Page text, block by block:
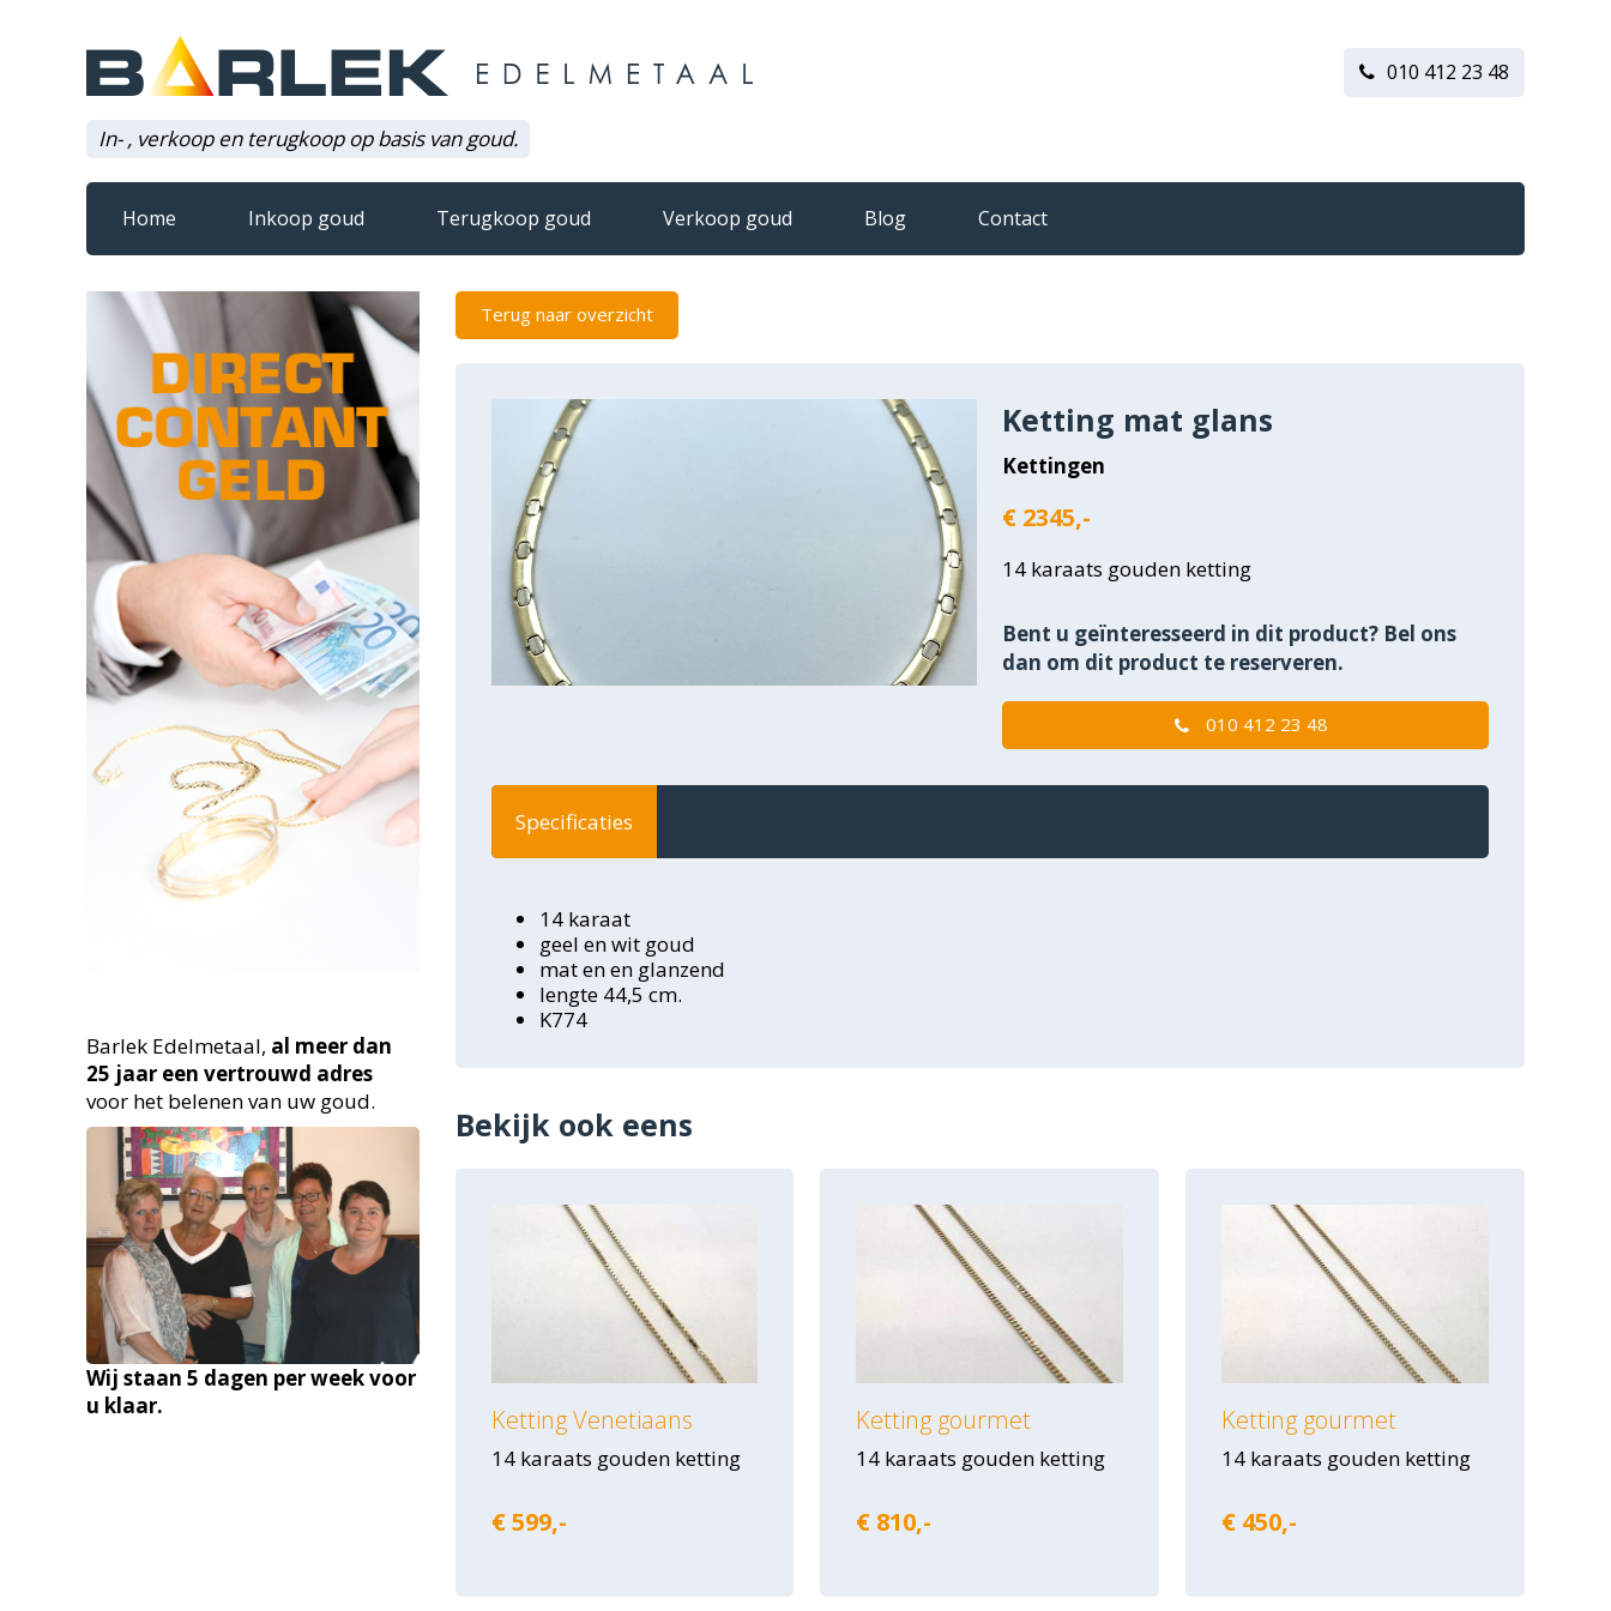
In- , verkoop en terugkoop op basis van goud.
010 412 23 48
Home Inkoop goud Terugkoop goud Verkoop goud Blog Contact
Barlek Edelmetaal, al meer dan
25 jaar een vertrouwd adres
voor het belenen van uw goud.
Wij staan 5 dagen per week voor
u klaar.
Terug naar overzicht
Ketting mat glans
Kettingen
€ 2345,-
14 karaats gouden ketting
Bent u geïnteresseerd in dit product? Bel ons
dan om dit product te reserveren.
010 412 23 48
Specificaties
14 karaat
geel en wit goud
mat en en glanzend
lengte 44,5 cm.
K774
Bekijk ook eens
Ketting Venetiaans
14 karaats gouden ketting
€ 599,-
Ketting gourmet
14 karaats gouden ketting
€ 810,-
Ketting gourmet
14 karaats gouden ketting
€ 450,-